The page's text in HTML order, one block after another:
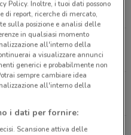
Roma
Tutti i negozi Dyson
Policy. Inoltre, i tuoi dati possono
di report, ricerche di mercato,
sulla posizione e analisi delle
in qualsiasi momento
all'interno della
a visualizzare annunci
generici e probabilmente non
sempre cambiare idea
all'interno della
i dati per fornire:
Scansione attiva delle